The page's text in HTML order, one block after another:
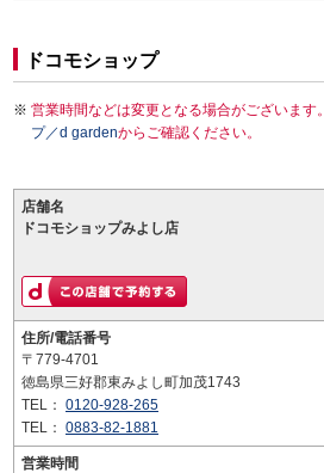
ドコモショップ
営業時間などは変更となる場合がございます
プ／d gardenからご確認ください。
店舗名
ドコモショップみよし店
住所/電話番号
〒779-4701
徳島県三好郡東みよし町加茂1743
TEL： 0120-928-265
TEL： 0883-82-1881
営業時間